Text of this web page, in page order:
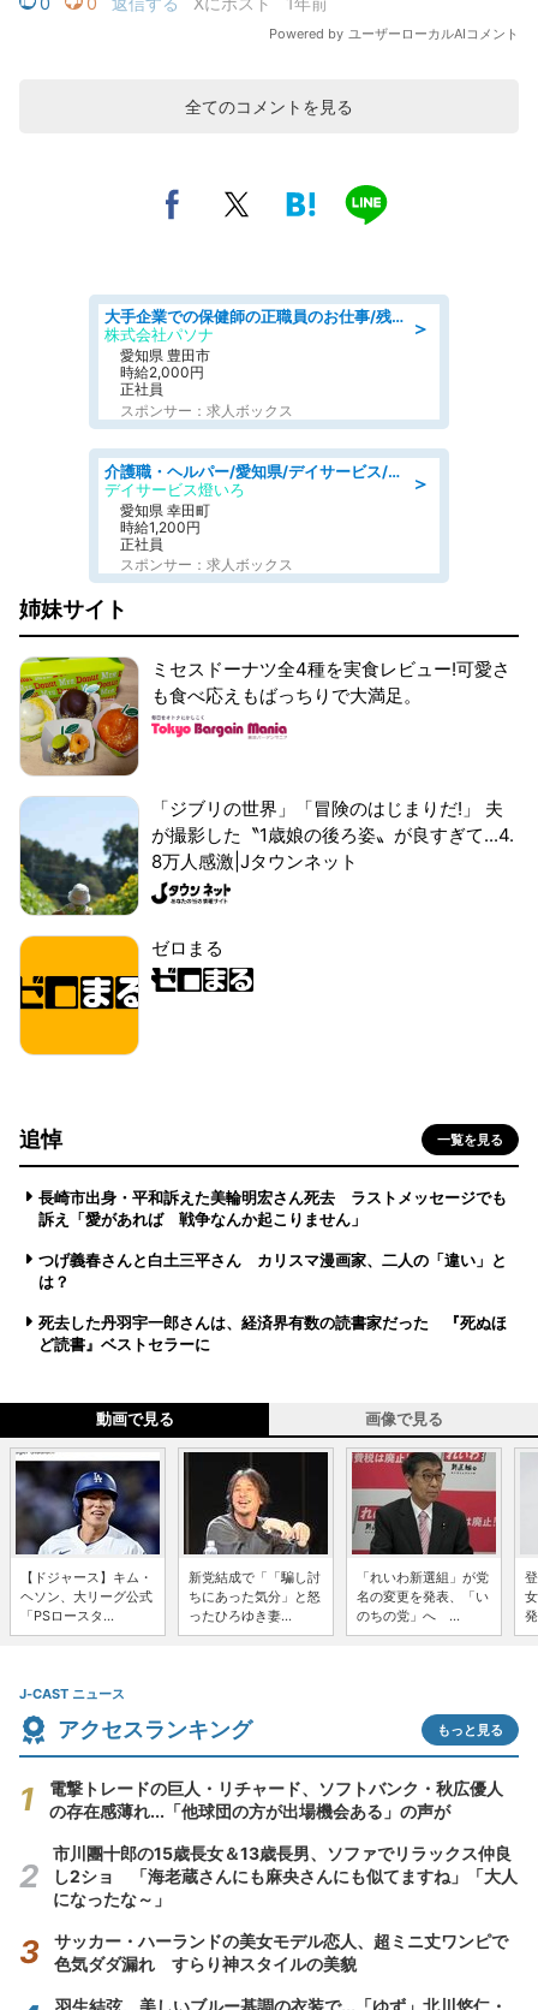
全てのコメントを見る
＞
大手企業での保健師の正職員のお仕事/残業なし/要資格:保健師
株式会社パソナ
愛知県 豊田市
時給2,000円
正社員
スポンサー：求人ボックス
＞
介護職・ヘルパー/愛知県/デイサービス/JR東海道本線 幸田/額田郡幸田町
デイサービス燈いろ
愛知県 幸田町
時給1,200円
正社員
スポンサー：求人ボックス
姉妹サイト
ミセスドーナツ全4種を実食レビュー!可愛さ
も食べ応えもばっちりで大満足。
「ジブリの世界」「冒険のはじまりだ!」 夫
が撮影した〝1歳娘の後ろ姿〟が良すぎて...4.
8万人感激|Jタウンネット
ゼロまる
追悼 一覧を見る
長崎市出身・平和訴えた美輪明宏さん死去 ラストメッセージでも
訴え「愛があれば 戦争なんか起こりません」
つげ義春さんと白土三平さん カリスマ漫画家、二人の「違い」と
は？
死去した丹羽宇一郎さんは、経済界有数の読書家だった 『死ぬほ
ど読書』ベストセラーに
動画で見る 画像で見る
【ドジャース】キム・
ヘソン、大リーグ公式
「PSロースタ...
新党結成で「「騙し討
ちにあった気分」と怒
ったひろゆき妻...
「れいわ新選組」が党
名の変更を発表、「い
のちの党」へ ...
J-CAST ニュース
アクセスランキング もっと見る
電撃トレードの巨人・リチャード、ソフトバンク・秋広優人
の存在感薄れ...「他球団の方が出場機会ある」の声が
市川團十郎の15歳長女＆13歳長男、ソファでリラックス仲良
し2ショ 「海老蔵さんにも麻央さんにも似てますね」「大人
になったな～」
サッカー・ハーランドの美女モデル恋人、超ミニ丈ワンピで
色気ダダ漏れ すらり神スタイルの美貌
羽生結弦、美しいブルー基調の衣装で...「ゆず」北川悠仁・